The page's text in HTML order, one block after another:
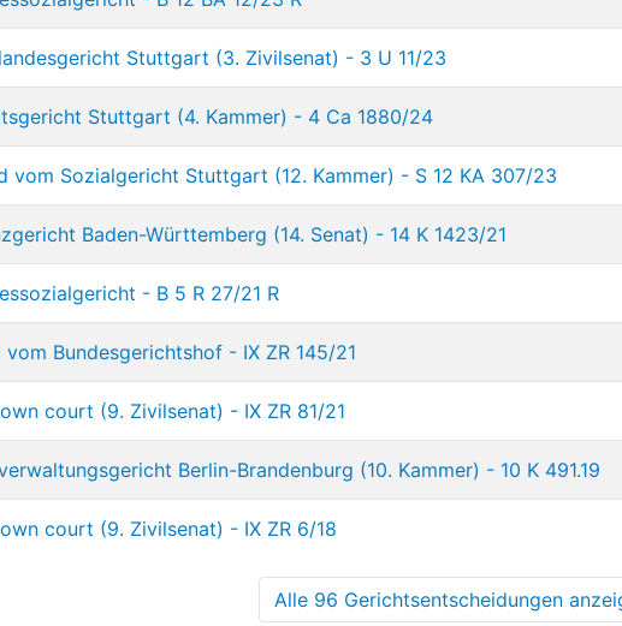
Stuttgart (3. Zivilsenat) - 3 U 11/23
Stuttgart (4. Kammer) - 4 Ca 1880/24
vom Sozialgericht Stuttgart (12. Kammer) - S 12 KA 307/23
Baden-Württemberg (14. Senat) - 14 K 1423/21
- B 5 R 27/21 R
Bundesgerichtshof - IX ZR 145/21
court (9. Zivilsenat) - IX ZR 81/21
Berlin-Brandenburg (10. Kammer) - 10 K 491.19
court (9. Zivilsenat) - IX ZR 6/18
Alle 96 Gerichtsentscheidungen